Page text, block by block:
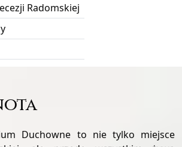
Radomskiej
Duchowne to nie tylko miejsce